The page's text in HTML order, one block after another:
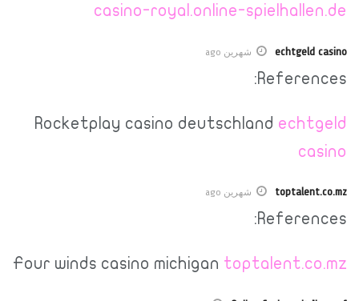
casino-royal.online-spielhallen.de
echtgeld casino شهرين ago
References:
Rocketplay casino deutschland echtgeld
casino
toptalent.co.mz شهرين ago
References:
Four winds casino michigan toptalent.co.mz